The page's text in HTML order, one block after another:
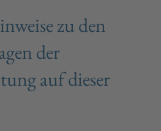
zu den
der
auf dieser